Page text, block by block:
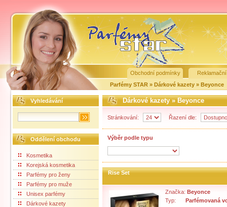
Obchodní podmínky
Parfémy STAR » Dárkové kazety » Beyonce
Vyhledávání
Oddělení obchodu
Kosmetika
Korejská kosmetika
Parfémy pro ženy
Parfémy pro muže
Unisex parfémy
Dárkové kazety
Dárkové kazety»Beyonce
Stránkování: Řazení dle:
Výběr podle typu
Rise Set
Značka: Beyonce
Typ:
Parfémovaná